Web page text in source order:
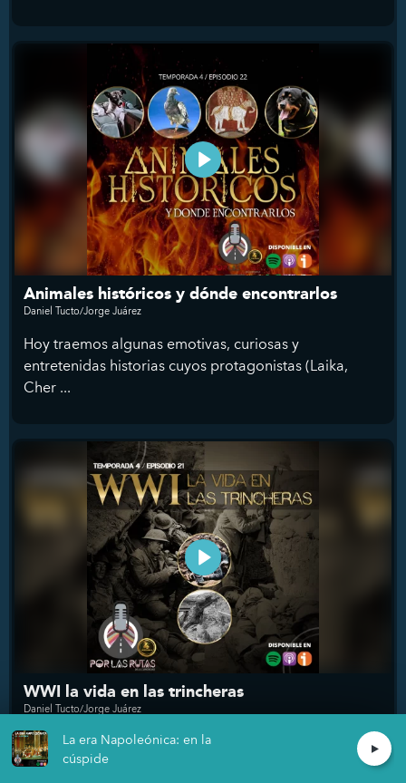
Animales históricos y dónde encontrarlos
Daniel Tucto/Jorge Juárez
Hoy traemos algunas emotivas, curiosas y
entretenidas historias cuyos protagonistas (Laika,
Cher ...
WWI la vida en las trincheras
Daniel Tucto/Jorge Juárez
El sistema de alianzas que envolvió a Europa como la
Primera Guerra Mundial, 4 años del horror ...
La era Napoleónica: en la
cúspide